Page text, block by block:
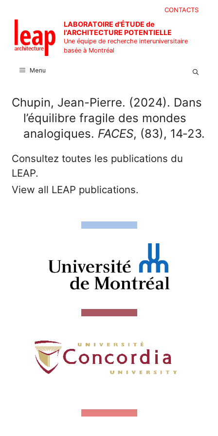
contenu
CONTACTS
LABORATOIRE d'ÉTUDE de
l'ARCHITECTURE POTENTIELLE
Une équipe de recherche interuniversitaire
basée à Montréal
Menu
Chupin, Jean-Pierre. (2024). Dans
l’équilibre fragile des mondes
analogiques. FACES, (83), 14‑23.
Consultez toutes les publications du
LEAP.
View all LEAP publications.